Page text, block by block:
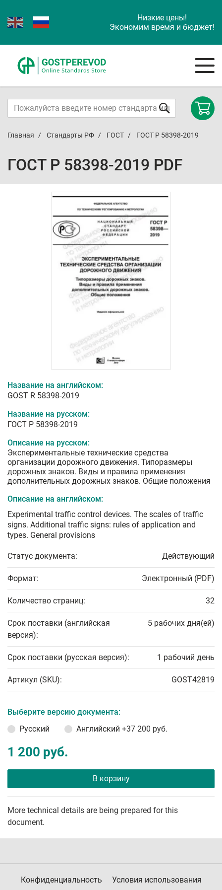
Низкие цены!
Экономим время и бюджет!
Главная Стандарты РФ ГОСТ ГОСТ Р 58398-2019
ГОСТ Р 58398-2019 PDF
Название на английском:
GOST R 58398-2019
Название на русском:
ГОСТ Р 58398-2019
Описание на русском:
Экспериментальные технические средства
организации дорожного движения. Типоразмеры
дорожных знаков. Виды и правила применения
дополнительных дорожных знаков. Общие положения
Описание на английском:
Experimental traffic control devices. The scales of traffic
signs. Additional traffic signs: rules of application and
types. General provisions
Статус документа: Действующий
Формат: Электронный (PDF)
Количество страниц: 32
Срок поставки (английская
версия):
5 рабочих дня(ей)
Срок поставки (русская версия): 1 рабочий день
Артикул (SKU): GOST42819
Выберите версию документа:
Русский
Английский +37 200 руб.
1 200 руб.
В корзину
More technical details are being prepared for this
document.
Конфиденциальность Условия использования